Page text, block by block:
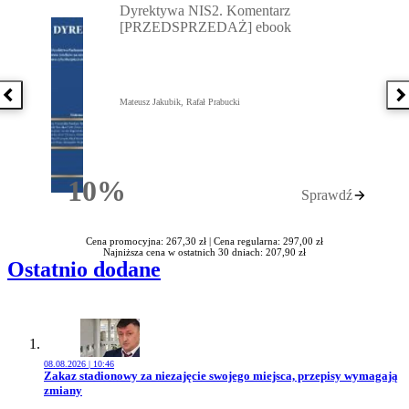
Poprzednia książka
10%Rabatu
Dyrektywa NIS2. Komentarz
[PRZEDSPRZEDAŻ] ebook
Mateusz Jakubik, Rafał Prabucki
Sprawdź
Cena promocyjna: 267,30 zł | Cena regularna: 297,00 zł
Najniższa cena w ostatnich 30 dniach: 207,90 zł
Ostatnio dodane
08.08.2026 | 10:46
Przejdź do artykułu:
Zakaz stadionowy za niezajęcie swojego miejsca, przepisy wymagają
zmiany